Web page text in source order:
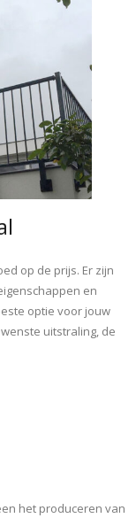
op de prijs. Er zijn
en
optie voor jouw
uitstraling, de
het produceren van